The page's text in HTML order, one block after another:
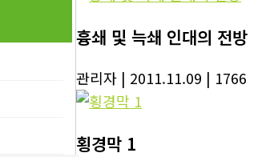
흉쇄 및 늑쇄 인대의 전방
관리자 | 2011.11.09 | 1766
횡경막 1